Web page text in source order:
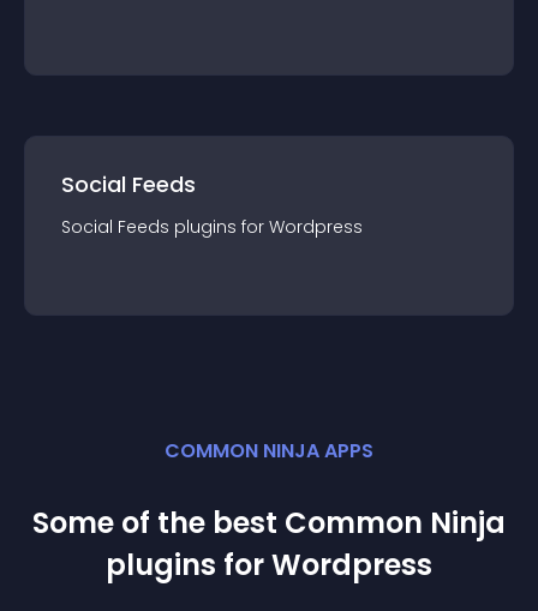
Social Feeds
Social Feeds plugins for Wordpress
COMMON NINJA APPS
Some of the best Common Ninja
plugins forWordpress